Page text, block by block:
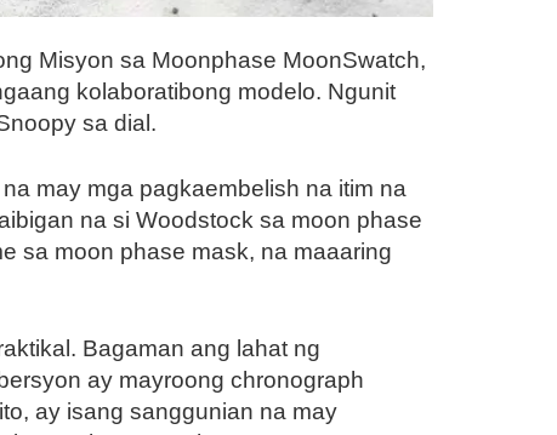
Misyon sa Moonphase MoonSwatch,
kolaboratibong modelo. Ngunit
sa dial.
may mga pagkaembelish na itim na
na si Woodstock sa moon phase
sa moon phase mask, na maaaring
Bagaman ang lahat ng
ay mayroong chronograph
ay isang sanggunian na may